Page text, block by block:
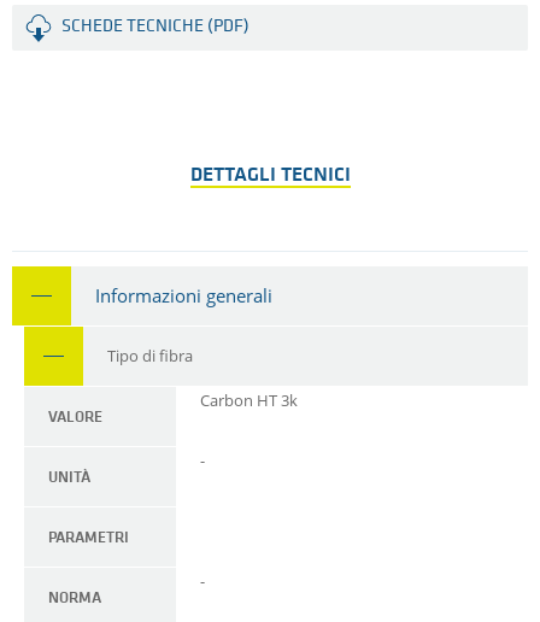
SCHEDE TECNICHE (PDF)
DETTAGLI TECNICI
Informazioni generali
Tipo di fibra
VALORE
Carbon HT 3k
UNITÀ
-
PARAMETRI
NORMA
-